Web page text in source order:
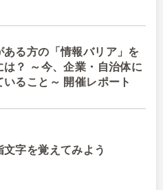
ある方の「情報バリア」を
は？ ～今、企業・自治体に
いること～ 開催レポート
文字を覚えてみよう